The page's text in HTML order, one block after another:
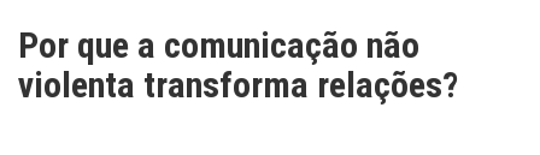
Por que a comunicação não
violenta transforma relações?